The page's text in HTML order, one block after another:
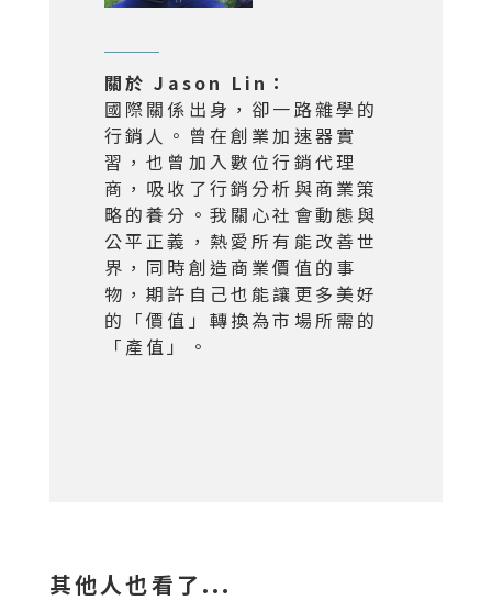
關於 Jason Lin：
國際關係出身，卻一路雜學的
行銷人。曾在創業加速器實
習，也曾加入數位行銷代理
商，吸收了行銷分析與商業策
略的養分。我關心社會動態與
公平正義，熱愛所有能改善世
界，同時創造商業價值的事
物，期許自己也能讓更多美好
的「價值」轉換為市場所需的
「產值」。
其他人也看了...